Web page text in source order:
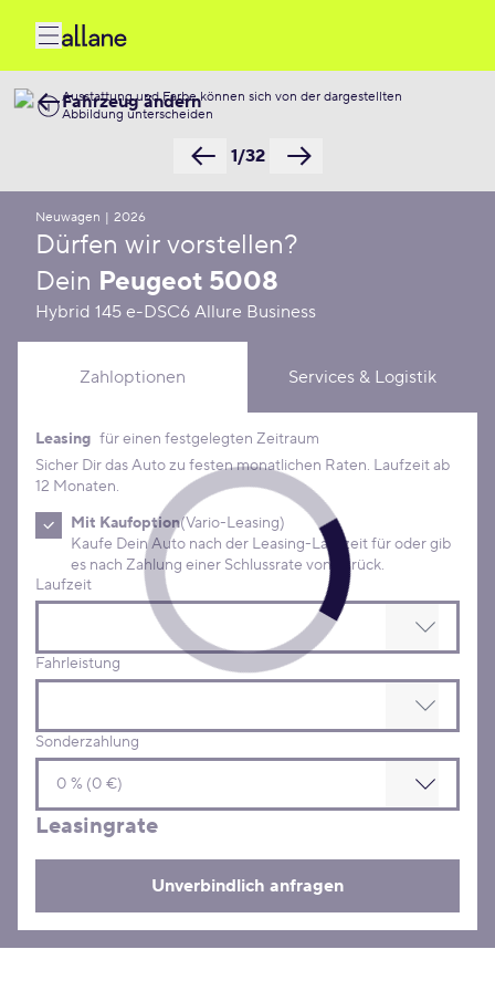
Ausstattung und Farbe können sich von der dargestellten
Abbildung unterscheiden
1/32
Fahrzeug ändern
Neuwagen | 2026
Dürfen wir vorstellen?
Dein Peugeot 5008
Hybrid 145 e-DSC6 Allure Business
Zahloptionen Services & Logistik
Leasing Konditionen
Leasing für einen festgelegten Zeitraum
Sicher Dir das Auto zu festen monatlichen Raten. Laufzeit ab
12 Monaten.
Mit Kaufoption(Vario-Leasing)
Kaufe Dein Auto nach der Leasing-Laufzeit für oder gib
es nach Zahlung einer Schlussrate von zurück.
Laufzeit
Fahrleistung
Sonderzahlung
Leasingrate
Unverbindlich anfragen